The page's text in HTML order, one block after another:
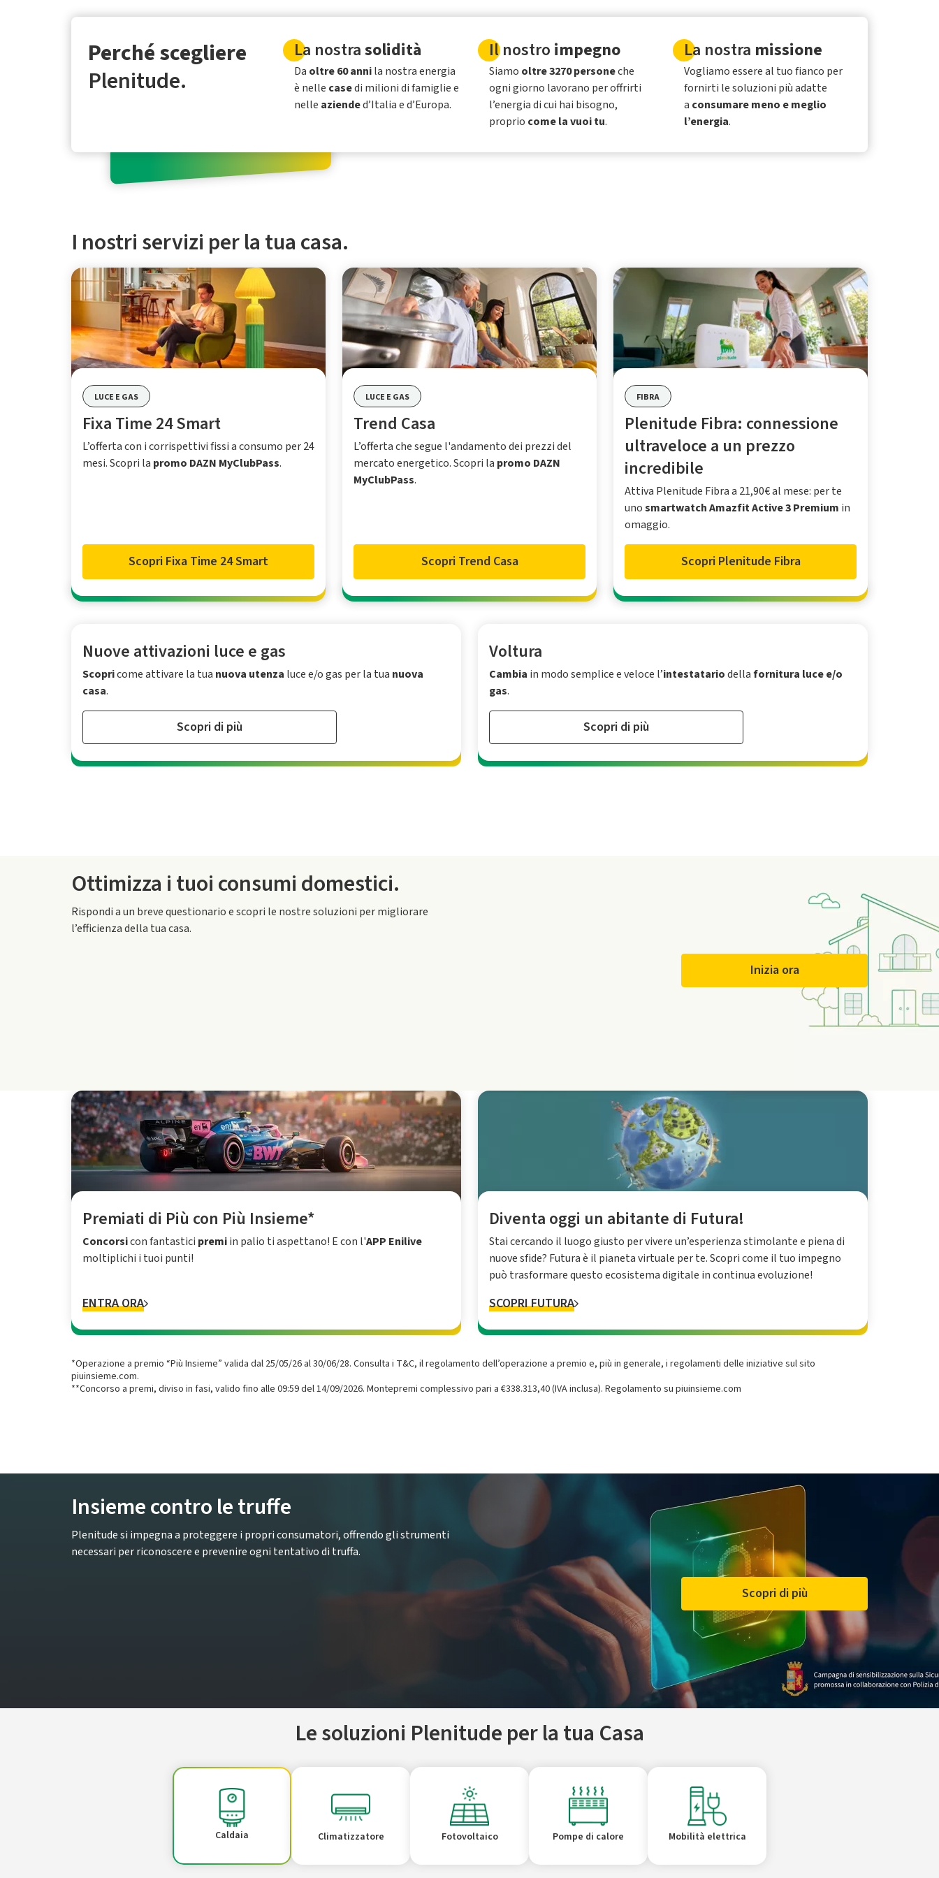
Perché scegliere
Plenitude.
La nostrasolidità
Da oltre 60 annila nostra energia
è nelle casedi milioni di famiglie e
nelle aziended’Italia e d’Europa.
Il nostro impegno
Siamo oltre 3270 personeche
ogni giorno lavorano per offrirti
l’energia di cui hai bisogno,
proprio come la vuoi tu.
La nostra missione
Vogliamo essere al tuo fianco per
fornirti le soluzioni più adatte
a consumare meno e meglio
l’energia.
I nostri servizi per la tua casa.
LUCE E GAS
Fixa Time 24 Smart
L’offerta con i corrispettivi fissi a consumo per 24
mesi. Scopri la promo DAZN MyClubPass.
Scopri Fixa Time 24 Smart
LUCE E GAS
Trend Casa
L’offerta che segue l'andamento dei prezzi del
mercato energetico. Scopri la promo DAZN
MyClubPass.
Scopri Trend Casa
FIBRA
Plenitude Fibra: connessione
ultraveloce a un prezzo
incredibile
Attiva Plenitude Fibra a 21,90€ al mese: per te
unosmartwatch Amazfit Active 3 Premium in
omaggio.
Scopri Plenitude Fibra
Nuove attivazioni luce e gas
Scopricome attivare la tua nuova utenza luce e/o gas per la tua nuova
casa.
Scopri di più
Voltura
Cambia in modo semplice e veloce l’intestatariodellafornitura luce e/o
gas.
Scopri di più
Ottimizza i tuoi consumi domestici.
Rispondi a un breve questionario e scopri le nostre soluzioni per migliorare
l’efficienza della tua casa.
Inizia ora
Premiati di Più con Più Insieme*
Concorsicon fantastici premiin palio ti aspettano! E con l'APP Enilive
moltiplichi i tuoi punti!
ENTRA ORA
Diventa oggi un abitante di Futura!
Stai cercando il luogo giusto per vivere un’esperienza stimolante e piena di
nuove sfide? Futura è il pianeta virtuale per te. Scopri come il tuo impegno
può trasformare questo ecosistema digitale in continua evoluzione!
SCOPRI FUTURA
*Operazione a premio “Più Insieme” valida dal 25‌/05‌/26‌ al 30‌/06‌/28‌. Consulta i T&C, il regolamento dell’operazione a premio e, più in generale, i regolamenti delle iniziative sul sito
piuinsieme.com.
**Concorso a premi, diviso in fasi, valido fino alle 09:59 del 14/09/2026. Montepremi complessivo pari a €338.313,40 (IVA inclusa). Regolamento su piuinsieme.com
Insieme contro le truffe
Plenitude si impegna a proteggere i propri consumatori, offrendo gli strumenti
necessari per riconoscere e prevenire ogni tentativo di truffa.
Scopri di più
Le soluzioni Plenitude per la tua Casa
Caldaia Climatizzatore Fotovoltaico Pompe di calore Mobilità elettrica